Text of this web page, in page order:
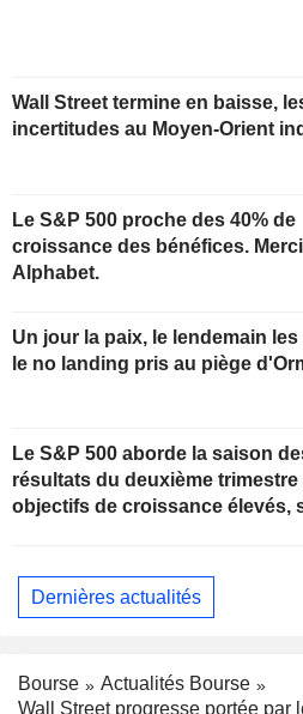
Wall Street termine en baisse,
incertitudes au Moyen-Orient
Le S&P 500 proche des 40% de
croissance des bénéfices. Merci
Alphabet.
Un jour la paix, le lendemain
le no landing pris au piège
Le S&P 500 aborde la saison
résultats du deuxième trimestre
objectifs de croissance élevés,
Dernières actualités
Bourse
Actualités Bourse
Wall Street progresse portée par